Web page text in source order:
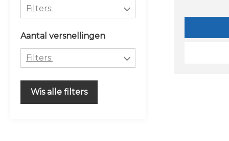
Uni
Filters:
Staal
Aantal versnellingen
Filters:
Wis alle filters